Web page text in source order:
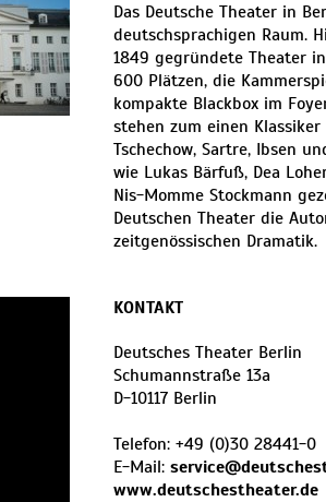
Das Deutsche Theater in
deutschsprachigen Raum.
1849 gegründete Theater
600 Plätzen, die
kompakte Blackbox im
stehen zum einen
Tschechow, Sartre, Ibsen
wie Lukas Bärfuß, Dea
Nis-Momme Stockmann
Deutschen Theater die
zeitgenössischen Dramatik.
KONTAKT
Deutsches Theater Berlin
Schumannstraße 13a
D-10117 Berlin
Telefon: +49 (0)30 28441-0
E-Mail:
www.deutschestheater.de